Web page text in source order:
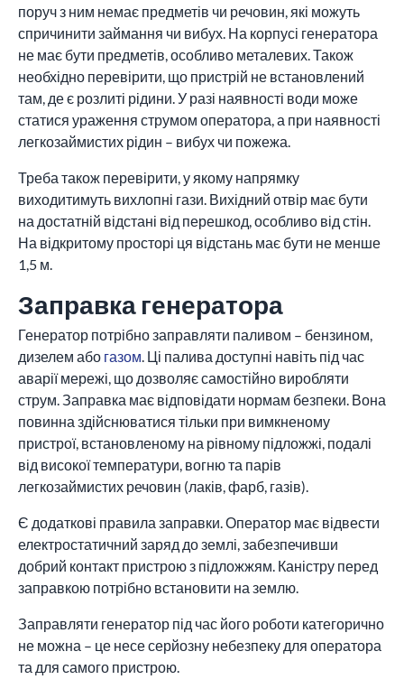
поруч з ним немає предметів чи речовин, які можуть
спричинити займання чи вибух. На корпусі генератора
не має бути предметів, особливо металевих. Також
необхідно перевірити, що пристрій не встановлений
там, де є розлиті рідини. У разі наявності води може
статися ураження струмом оператора, а при наявності
легкозаймистих рідин – вибух чи пожежа.
Треба також перевірити, у якому напрямку
виходитимуть вихлопні гази. Вихідний отвір має бути
на достатній відстані від перешкод, особливо від стін.
На відкритому просторі ця відстань має бути не менше
1,5 м.
Заправка генератора
Генератор потрібно заправляти паливом – бензином,
дизелем або газом. Ці палива доступні навіть під час
аварії мережі, що дозволяє самостійно виробляти
струм. Заправка має відповідати нормам безпеки. Вона
повинна здійснюватися тільки при вимкненому
пристрої, встановленому на рівному підложжі, подалі
від високої температури, вогню та парів
легкозаймистих речовин (лаків, фарб, газів).
Є додаткові правила заправки. Оператор має відвести
електростатичний заряд до землі, забезпечивши
добрий контакт пристрою з підложжям. Каністру перед
заправкою потрібно встановити на землю.
Заправляти генератор під час його роботи категорично
не можна – це несе серйозну небезпеку для оператора
та для самого пристрою.